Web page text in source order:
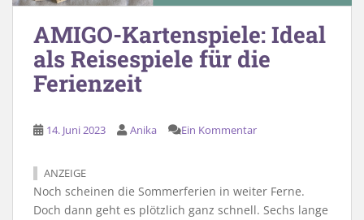
AMIGO-Kartenspiele: Ideal
als Reisespiele für die
Ferienzeit
14. Juni 2023 Anika Ein Kommentar
ANZEIGE
Noch scheinen die Sommerferien in weiter Ferne.
Doch dann geht es plötzlich ganz schnell. Sechs lange